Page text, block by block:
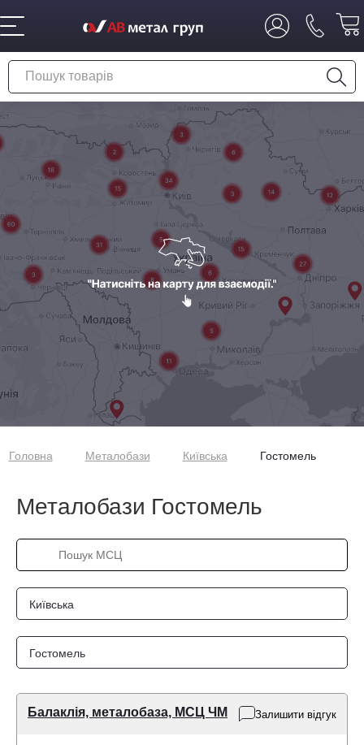
Головна Металобази Київська Гостомель
Металобази Гостомель
Київська
Гостомель
Балаклія, металобаза, МСЦ ЧМ Залишити відгук